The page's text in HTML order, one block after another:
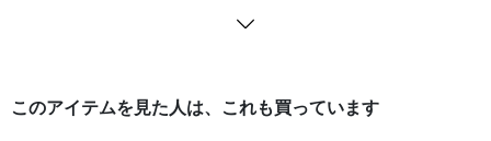
このアイテムを見た人は、これも買っています